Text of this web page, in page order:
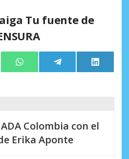
Tu fuente de
Compartir
en
WhatsApp Compartir
en
Telegram
en
LinkedIn
Colombia con el
Erika Aponte